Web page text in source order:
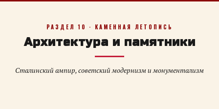
РАЗДЕЛ 10 · КАМЕННАЯ ЛЕТОПИСЬ
Архитектура и памятники
Сталинский ампир, советский модернизм и монументализм